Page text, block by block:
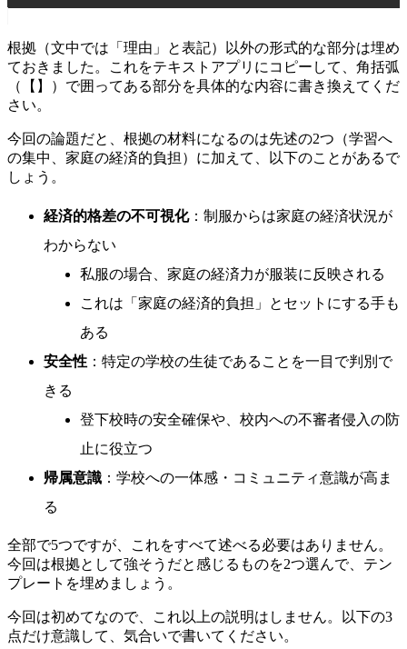
根拠（文中では「理由」と表記）以外の形式的な部分は埋め
ておきました。これをテキストアプリにコピーして、角括弧
（【】）で囲ってある部分を具体的な内容に書き換えてくだ
さい。
今回の論題だと、根拠の材料になるのは先述の2つ（学習へ
の集中、家庭の経済的負担）に加えて、以下のことがあるで
しょう。
経済的格差の不可視化：制服からは家庭の経済状況が
わからない
私服の場合、家庭の経済力が服装に反映される
これは「家庭の経済的負担」とセットにする手も
ある
安全性 ：特定の学校の生徒であることを一目で判別で
きる
登下校時の安全確保や、校内への不審者侵入の防
止に役立つ
帰属意識 ：学校への一体感・コミュニティ意識が高ま
る
全部で5つですが、これをすべて述べる必要はありません。
今回は根拠として強そうだと感じるものを2つ選んで、テン
プレートを埋めましょう。
今回は初めてなので、これ以上の説明はしません。以下の3
点だけ意識して、気合いで書いてください。